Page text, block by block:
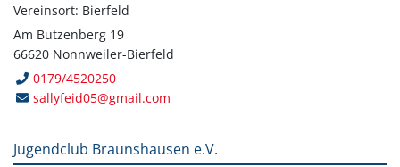
Vereinsort: Bierfeld
Am Butzenberg 19
66620 Nonnweiler-Bierfeld
0179/4520250
sallyfeid05@gmail.com
Jugendclub Braunshausen e.V.